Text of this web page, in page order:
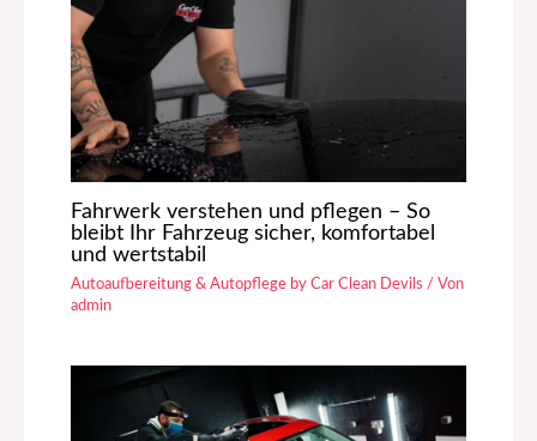
Fahrwerk verstehen und pflegen – So
bleibt Ihr Fahrzeug sicher, komfortabel
und wertstabil
Autoaufbereitung & Autopflege by Car Clean Devils / Von
admin